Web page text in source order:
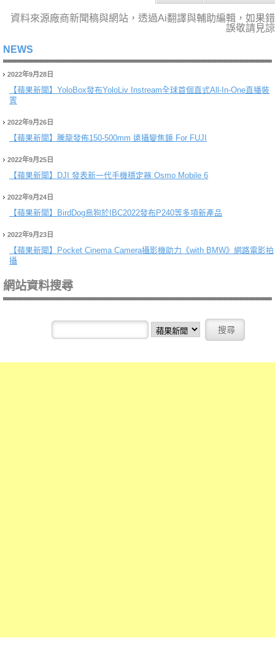
資料來源廠商新聞稿與網站，透過Ai翻譯與輔助編輯，如果錯
誤敬請見諒
NEWS
2022年9月28日
【蘋果新聞】 YoloBox發布YoloLiv Instream全球首個直式All-In-One直播裝
置
2022年9月26日
【蘋果新聞】 騰龍發佈150-500mm 遠攝變焦鏡 For FUJI
2022年9月25日
【蘋果新聞】 DJI 發表新一代手機穩定器 Osmo Mobile 6
2022年9月24日
【蘋果新聞】 BirdDog鳥狗於IBC2022發布P240等多項新產品
2022年9月23日
【蘋果新聞】 Pocket Cinema Camera攝影機助力《with BMW》網路電影拍
攝
網站資料搜尋